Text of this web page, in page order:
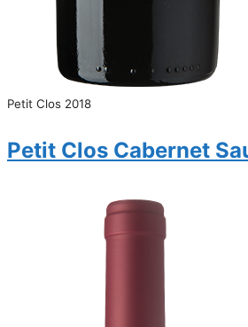
Petit Clos 2018
Petit Clos Cabernet